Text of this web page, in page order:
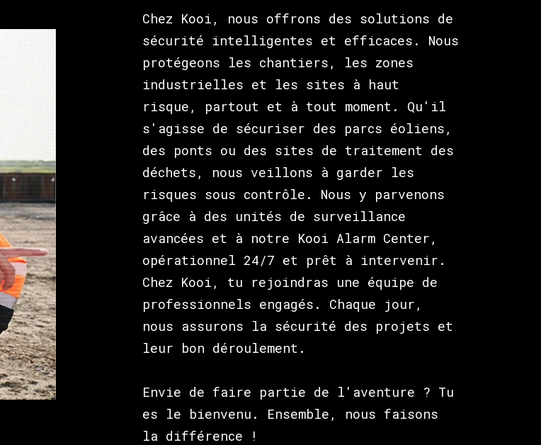
Chez Kooi, nous offrons des solutions de
sécurité intelligentes et efficaces. Nous
protégeons les chantiers, les zones
industrielles et les sites à haut
risque, partout et à tout moment. Qu'il
s'agisse de sécuriser des parcs éoliens,
des ponts ou des sites de traitement des
déchets, nous veillons à garder les
risques sous contrôle. Nous y parvenons
grâce à des unités de surveillance
avancées et à notre Kooi Alarm Center,
opérationnel 24/7 et prêt à intervenir.
Chez Kooi, tu rejoindras une équipe de
professionnels engagés. Chaque jour,
nous assurons la sécurité des projets et
leur bon déroulement.
Envie de faire partie de l'aventure ? Tu
es le bienvenu. Ensemble, nous faisons
la différence !